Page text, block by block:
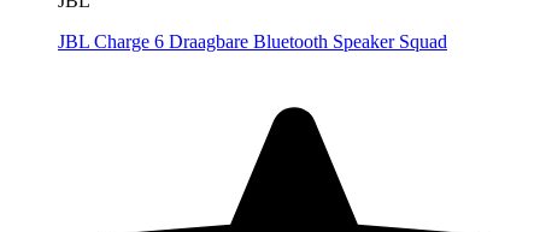
JBL Charge 6 Draagbare Bluetooth Speaker Squad